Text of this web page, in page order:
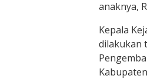
anaknya,
Kepala
dilakukan